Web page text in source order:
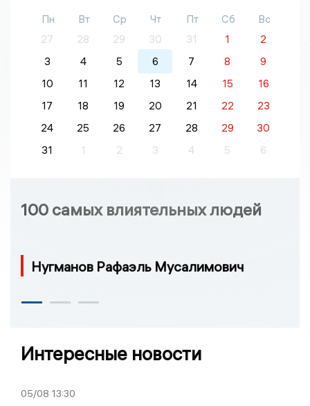
Пн Вт Ср Чт Пт Сб
Вс
27
28 29 30 31 1
2
3
4 5 6 7 8
9
10
11 12 13 14 15
16
17
18 19 20 21 22
23
24
25 26 27 28 29
30
31
1 2 3 4 5 6
100 самых влиятельных людей
Нугманов Рафаэль Мусалимович
Интересные новости
05/08 13:30